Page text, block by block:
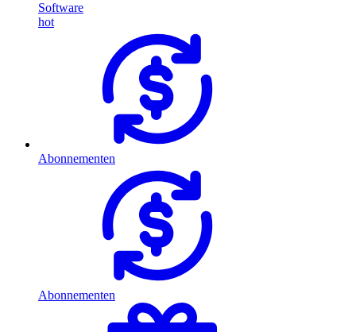
Software
hot
Abonnementen
Abonnementen